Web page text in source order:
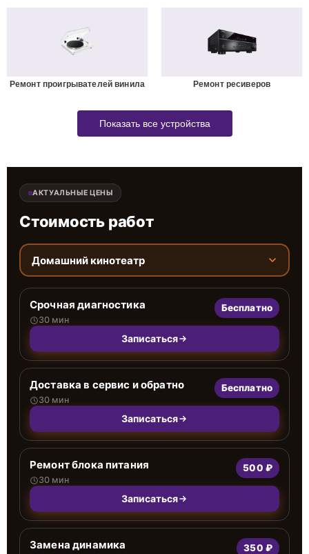
Ремонт проигрывателей винила Ремонт ресиверов
Показать все устройства
АКТУАЛЬНЫЕ ЦЕНЫ
Стоимость работ
Домашний кинотеатр
Срочная диагностика
30 мин
Бесплатно
Записаться
Доставка в сервис и обратно
30 мин
Бесплатно
Записаться
Ремонт блока питания
30 мин
500 ₽
Записаться
Замена динамика 350 ₽